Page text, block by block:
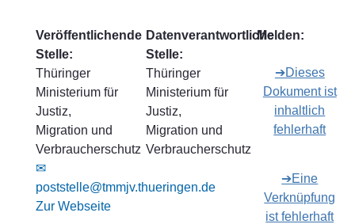
Veröffentlichende
Stelle:
Thüringer
Ministerium für
Justiz,
Migration und
Verbraucherschutz
✉
poststelle@tmmjv.thueringen.de
Zur Webseite
Datenverantwortliche
Stelle:
Thüringer
Ministerium für
Justiz,
Migration und
Verbraucherschutz
Melden:
➔Dieses
Dokument ist
inhaltlich
fehlerhaft
➔Eine
Verknüpfung
ist fehlerhaft